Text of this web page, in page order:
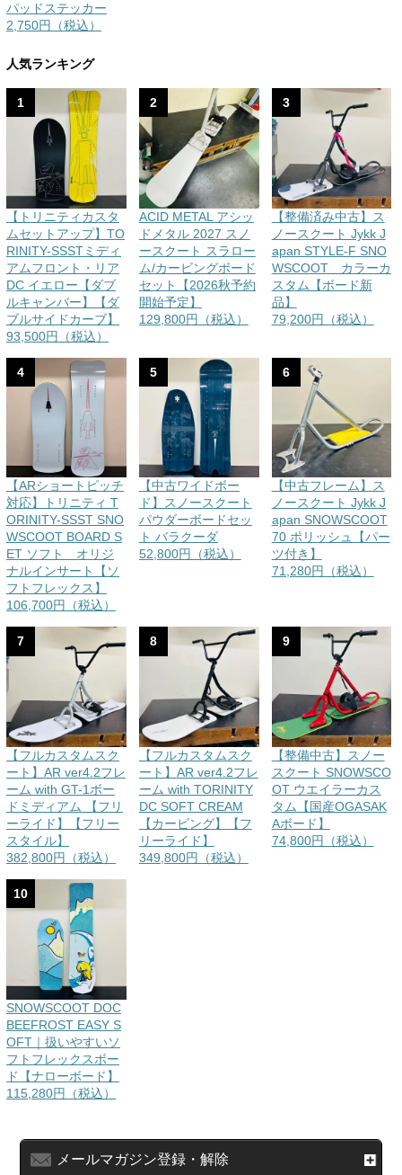
パッドステッカー
2,750円（税込）
人気ランキング
1
【トリニティカスタ
ムセットアップ】TO
RINITY-SSSTミディ
アムフロント・リア
DC イエロー【ダブ
ルキャンバー】【ダ
ブルサイドカーブ】
93,500円（税込）
2
ACID METAL アシッ
ドメタル 2027 スノ
ースクート スラロー
ム/カービングボード
セット【2026秋予約
開始予定】
129,800円（税込）
3
【整備済み中古】ス
ノースクート Jykk J
apan STYLE-F SNO
WSCOOT カラーカ
スタム【ボード新
品】
79,200円（税込）
4
【ARショートピッチ
対応】トリニティ T
ORINITY-SSST SNO
WSCOOT BOARD S
ET ソフト オリジ
ナルインサート【ソ
フトフレックス】
106,700円（税込）
5
【中古ワイドボー
ド】スノースクート
パウダーボードセッ
ト バラクーダ
52,800円（税込）
6
【中古フレーム】ス
ノースクート Jykk J
apan SNOWSCOOT
70 ポリッシュ【パー
ツ付き】
71,280円（税込）
7
【フルカスタムスク
ート】AR ver4.2フレ
ーム with GT-1ボー
ドミディアム 【フリ
ーライド】【フリー
スタイル】
382,800円（税込）
8
【フルカスタムスク
ート】AR ver4.2フレ
ーム with TORINITY
DC SOFT CREAM
【カービング】【フ
リーライド】
349,800円（税込）
9
【整備中古】スノー
スクート SNOWSCO
OT ウエイラーカス
タム【国産OGASAK
Aボード】
74,800円（税込）
10
SNOWSCOOT DOC
BEEFROST EASY S
OFT｜扱いやすいソ
フトフレックスボー
ド【ナローボード】
115,280円（税込）
メールマガジン登録・解除